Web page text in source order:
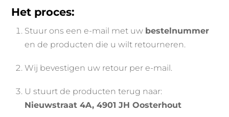
Het proces:
Stuur ons een e-mail met uw bestelnummer
en de producten die u wilt retourneren.
Wij bevestigen uw retour per e-mail.
U stuurt de producten terug naar:
Nieuwstraat 4A, 4901 JH Oosterhout